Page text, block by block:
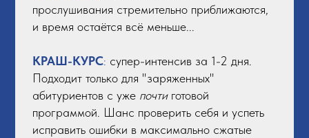
прослушивания стремительно приближаются,
и время остаётся всё меньше...
КРАШ-КУРС: супер-интенсив за 1-2 дня.
Подходит только для "заряженных"
абитуриентов с уже почти готовой
программой. Шанс проверить себя и успеть
исправить ошибки в максимально сжатые